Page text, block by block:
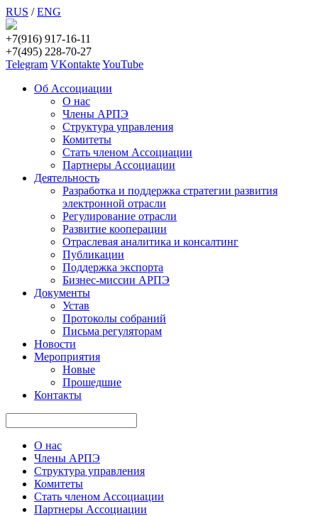
RUS /ENG
+7(916) 917-16-11
+7(495) 228-70-27
Telegram VKontakteYouTube
Об Ассоциации
О нас
Члены АРПЭ
Структура управления
Комитеты
Стать членом Ассоциации
Партнеры Ассоциации
Деятельность
Разработка и поддержка стратегии развития
электронной отрасли
Регулирование отрасли
Развитие кооперации
Отраслевая аналитика и консалтинг
Публикации
Поддержка экспорта
Бизнес-миссии АРПЭ
Документы
Устав
Протоколы собраний
Письма регуляторам
Новости
Мероприятия
Новые
Прошедшие
Контакты
О нас
Члены АРПЭ
Структура управления
Комитеты
Стать членом Ассоциации
Партнеры Ассоциации